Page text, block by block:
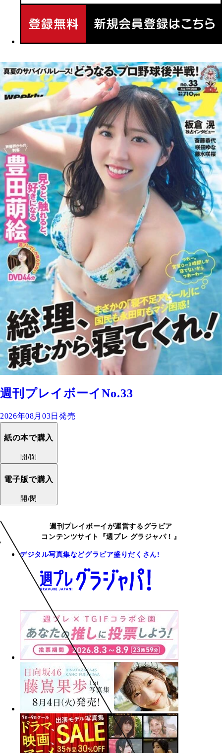
週刊プレイボーイNo.33
2026年08月03日発売
紙の本で購入
開/閉
電子版で購入
開/閉
週刊プレイボーイが運営するグラビア
コンテンツサイト『週プレ グラジャパ！』
デジタル写真集などグラビア盛りだくさん!